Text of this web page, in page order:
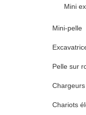
Mini
Mini-pelle
Pelle sur
Chargeurs
Chariots